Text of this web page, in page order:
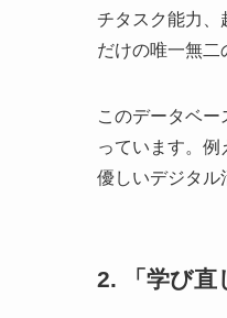
チタスク能力、
だけの唯一無二
このデータベ
っています。
優しいデジタル
2. 「学び直